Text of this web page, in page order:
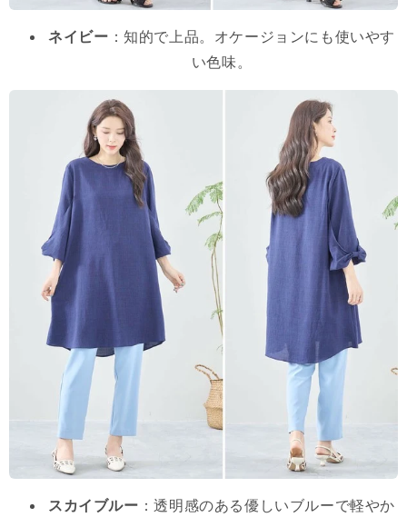
ネイビー ：知的で上品。オケージョンにも使いやす
い色味。
スカイブルー ：透明感のある優しいブルーで軽やか